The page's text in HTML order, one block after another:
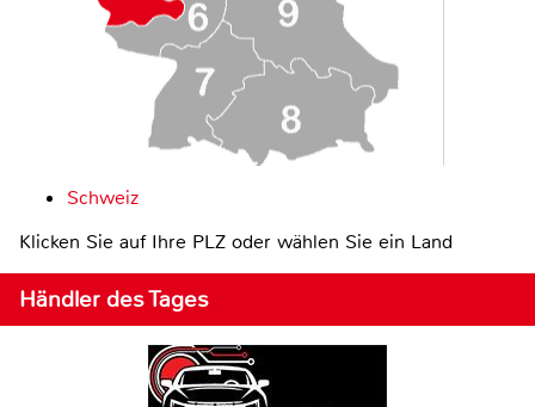
Schweiz
Klicken Sie auf Ihre PLZ oder wählen Sie ein Land
Händler des Tages